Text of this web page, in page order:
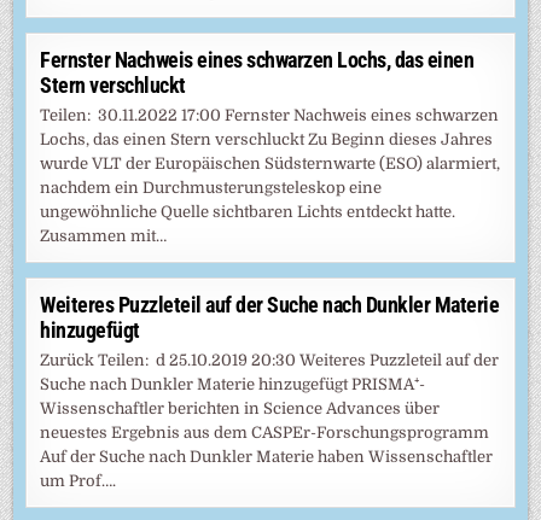
Fernster Nachweis eines schwarzen Lochs, das einen
Stern verschluckt
Teilen: 30.11.2022 17:00 Fernster Nachweis eines schwarzen
Lochs, das einen Stern verschluckt Zu Beginn dieses Jahres
wurde VLT der Europäischen Südsternwarte (ESO) alarmiert,
nachdem ein Durchmusterungsteleskop eine
ungewöhnliche Quelle sichtbaren Lichts entdeckt hatte.
Zusammen mit…
Weiteres Puzzleteil auf der Suche nach Dunkler Materie
hinzugefügt
Zurück Teilen: d 25.10.2019 20:30 Weiteres Puzzleteil auf der
Suche nach Dunkler Materie hinzugefügt PRISMA⁺-
Wissenschaftler berichten in Science Advances über
neuestes Ergebnis aus dem CASPEr-Forschungsprogramm
Auf der Suche nach Dunkler Materie haben Wissenschaftler
um Prof….